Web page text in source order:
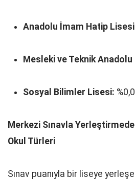
Anadolu İmam Hatip
Mesleki ve Teknik Anadolu
Sosyal Bilimler Lisesi:
Merkezi Sınavla
Okul Türleri
Sınav puanıyla bir liseye